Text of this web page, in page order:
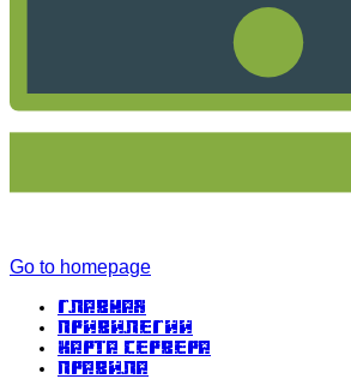
Go to homepage
Главная
Привилегии
Карта сервера
Правила